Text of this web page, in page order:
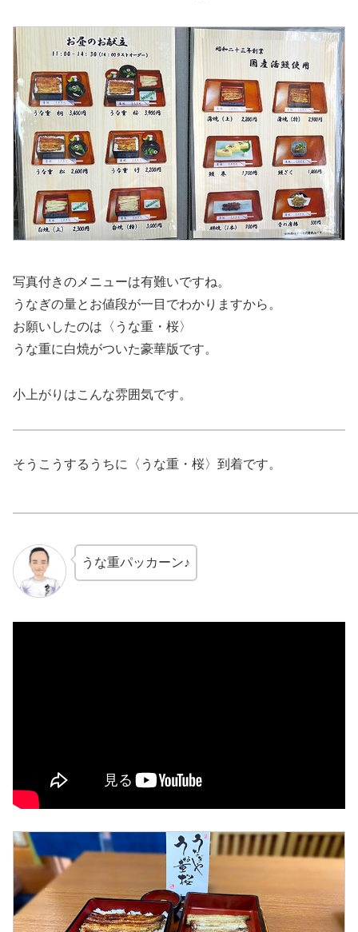
写真付きのメニューは有難いですね。
うなぎの量とお値段が一目でわかりますから。
お願いしたのは〈うな重・桜〉
うな重に白焼がついた豪華版です。
小上がりはこんな雰囲気です。
そうこうするうちに〈うな重・桜〉到着です。
うな重パッカーン♪